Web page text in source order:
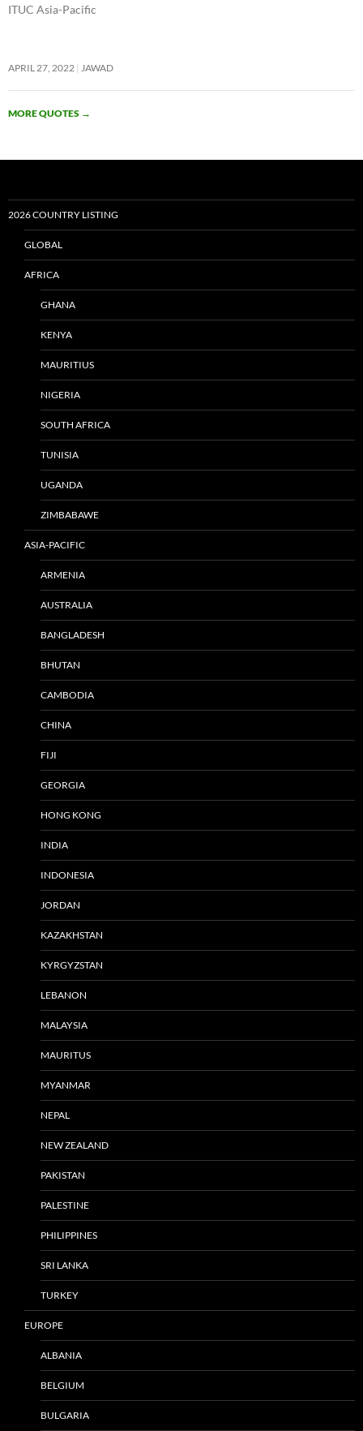
ITUC Asia-Pacific
APRIL 27, 2022 JAWAD
MORE QUOTES →
2026 COUNTRY LISTING
GLOBAL
AFRICA
GHANA
KENYA
MAURITIUS
NIGERIA
SOUTH AFRICA
TUNISIA
UGANDA
ZIMBABAWE
ASIA-PACIFIC
ARMENIA
AUSTRALIA
BANGLADESH
BHUTAN
CAMBODIA
CHINA
FIJI
GEORGIA
HONG KONG
INDIA
INDONESIA
JORDAN
KAZAKHSTAN
KYRGYZSTAN
LEBANON
MALAYSIA
MAURITUS
MYANMAR
NEPAL
NEW ZEALAND
PAKISTAN
PALESTINE
PHILIPPINES
SRI LANKA
TURKEY
EUROPE
ALBANIA
BELGIUM
BULGARIA